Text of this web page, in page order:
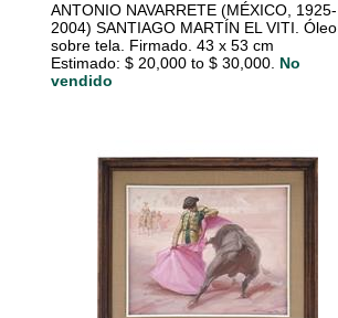
ANTONIO NAVARRETE (MÉXICO, 1925-
2004) SANTIAGO MARTÍN EL VITI. Óleo
sobre tela. Firmado. 43 x 53 cm
Estimado: $ 20,000 to $ 30,000. No
vendido